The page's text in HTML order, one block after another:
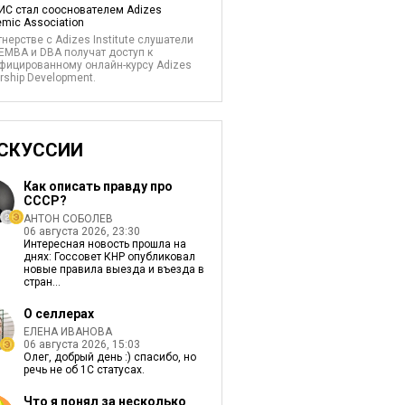
стал сооснователем Adizes
Association
с Adizes Institute слушатели
и DBA получат доступ к
онлайн-курсу Adizes
Development.
Как описать правду про
СССР?
АНТОН СОБОЛЕВ
06 августа 2026, 23:30
Интересная новость прошла на
днях: Госсовет КНР опубликовал
новые правила выезда и въезда в
стран...
О селлерах
ЕЛЕНА ИВАНОВА
06 августа 2026, 15:03
Олег, добрый день :) спасибо, но
речь не об 1С статусах.
Что я понял за несколько